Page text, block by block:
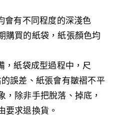
會有不同程度的深淺色
購買的紙袋，紙張顏色均
，紙袋成型過程中，尺
誤差、紙張會有皺褶不平
，除非手把脫落、掉底，
要求退換貨。